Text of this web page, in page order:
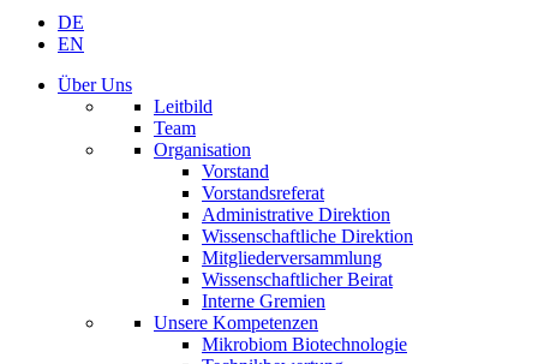
DE
EN
Über Uns
Leitbild
Team
Organisation
Vorstand
Vorstandsreferat
Administrative Direktion
Wissenschaftliche Direktion
Mitgliederversammlung
Wissenschaftlicher Beirat
Interne Gremien
Unsere Kompetenzen
Mikrobiom Biotechnologie